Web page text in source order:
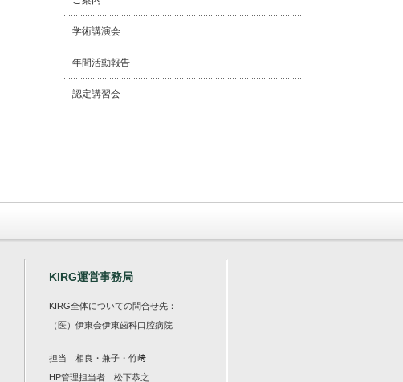
学術講演会
年間活動報告
認定講習会
KIRG運営事務局
KIRG全体についての問合せ先：
（医）伊東会伊東歯科口腔病院
担当 相良・兼子・竹﨑
HP管理担当者 松下恭之